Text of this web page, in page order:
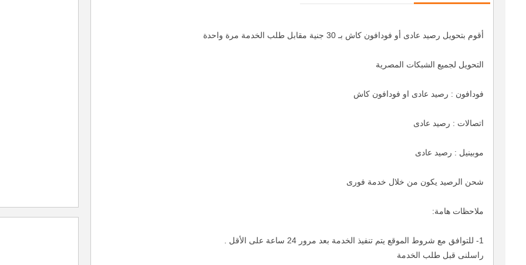
أقوم بتحويل رصيد عادى أو فودافون كاش بـ 30 جنية مقابل طلب الخدمة مرة واحدة
التحويل لجميع الشبكات المصرية
فودافون : رصيد عادى او فودافون كاش
اتصالات : رصيد عادى
موبينيل : رصيد عادى
شحن الرصيد يكون من خلال خدمة فورى
ملاحظات هامة:
1- للتوافق مع شروط الموقع يتم تنفيذ الخدمة بعد مرور 24 ساعة على الأقل .
راسلنى قبل طلب الخدمة